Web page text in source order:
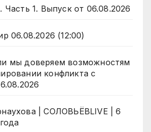
Часть 1. Выпуск от 06.08.2026
06.08.2026 (12:00)
мы доверяем возможностям
конфликта с
| СОЛОВЬЁВLIVE | 6